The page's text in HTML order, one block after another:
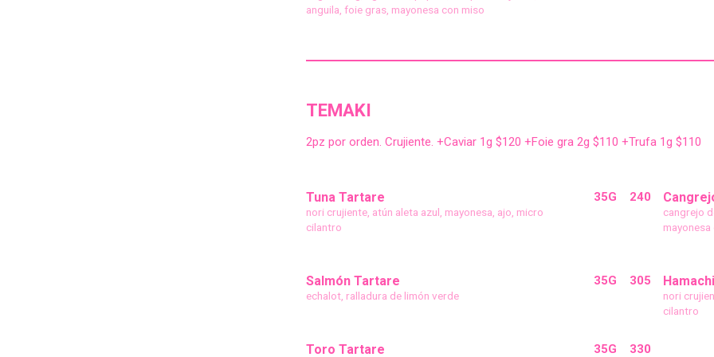
anguila, foie gras, mayonesa con miso
TEMAKI
2pz por orden. Crujiente. +Caviar 1g $120 +Foie gra 2g $110 +Trufa 1g $110
Tuna Tartare
nori crujiente, atún aleta azul, mayonesa, ajo, micro
cilantro
35G 240
Salmón Tartare
echalot, ralladura de limón verde
35G 305
Toro Tartare 35G 330
cangrejo
Hamachi
nori
cilantro